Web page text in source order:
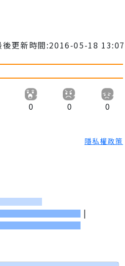
後更新時間:2016-05-18 13:07
0 0 0
隱私權政策
|